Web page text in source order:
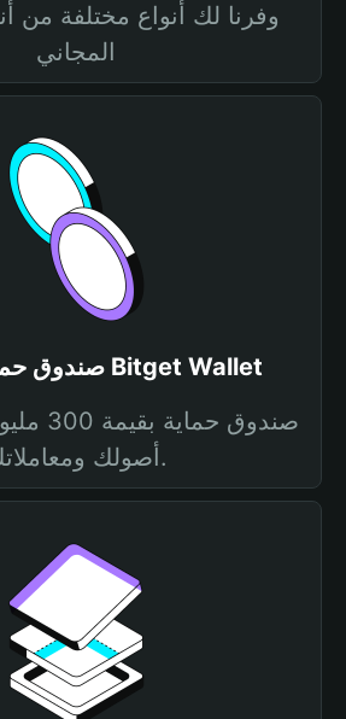
وفرنا لك أنواع مختلفة من
المجاني
صندوق حماية محفظة Bitget Wallet
صندوق
أصولك ومعاملاتك.